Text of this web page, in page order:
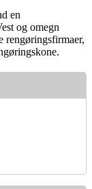
en
og omegn
rengøringsfirmaer,